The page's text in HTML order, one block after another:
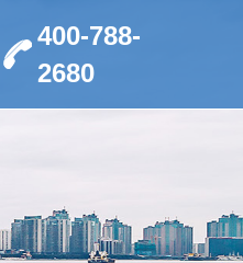
400-788-
2680